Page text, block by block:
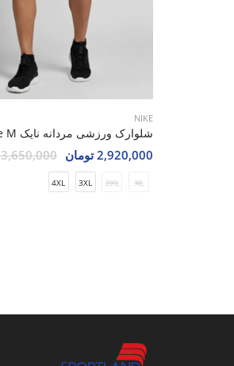
NIKE
2,920,000 تومان 3,650,000 تومان
XL
2XL
3XL
4XL